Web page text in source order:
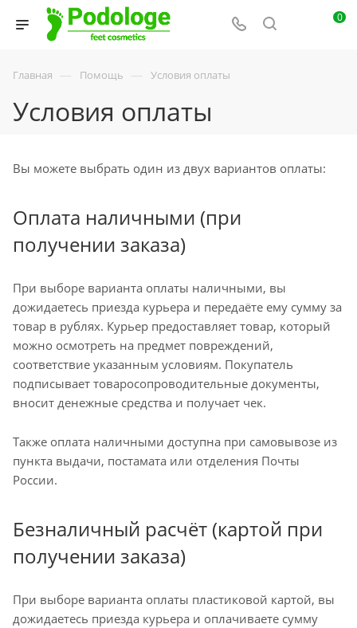
0
Главная — Помощь — Условия оплаты
Условия оплаты
Вы можете выбрать один из двух вариантов оплаты:
Оплата наличными (при
получении заказа)
При выборе варианта оплаты наличными, вы
дожидаетесь приезда курьера и передаёте ему сумму за
товар в рублях. Курьер предоставляет товар, который
можно осмотреть на предмет повреждений,
соответствие указанным условиям. Покупатель
подписывает товаросопроводительные документы,
вносит денежные средства и получает чек.
Также оплата наличными доступна при самовывозе из
пункта выдачи, постамата или отделения Почты
России.
Безналичный расчёт (картой при
получении заказа)
При выборе варианта оплаты пластиковой картой, вы
дожидаетесь приезда курьера и оплачиваете сумму